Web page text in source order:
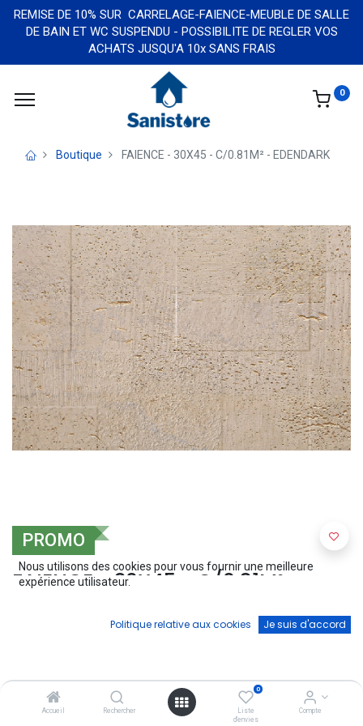
Accueil Rechercher
0
Liste
d'envies
Compte
REMISE DE 10% SUR CARRELAGE-FAIENCE-MEUBLE DE SALLE
DE BAIN ET WC SUSPENDU - POSSIBILITE DE REGLER VOS
ACHATS JUSQU'A 10x SANS FRAIS
0
Boutique FAIENCE - 30X45 - C/0.81M² - EDENDARK
PROMO
FAIENCE - 30X45 - C/0.81M² -
16,20€ €
Nous utilisons des cookies pour vous fournir une meilleure
expérience utilisateur.
Politique relative aux cookies Je suis d'accord